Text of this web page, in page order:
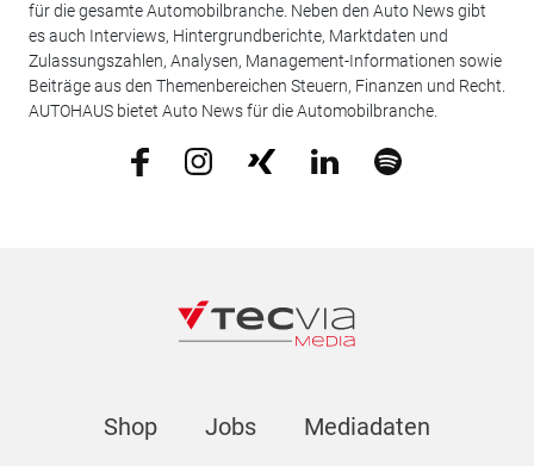
für die gesamte Automobilbranche. Neben den Auto News gibt
es auch Interviews, Hintergrundberichte, Marktdaten und
Zulassungszahlen, Analysen, Management-Informationen sowie
Beiträge aus den Themenbereichen Steuern, Finanzen und Recht.
AUTOHAUS bietet Auto News für die Automobilbranche.
Shop Jobs Mediadaten